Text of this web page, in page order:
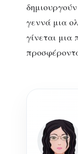
γεννά μια
γίνεται μια